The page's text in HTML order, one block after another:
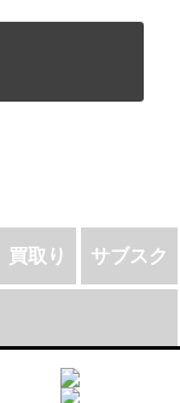
買取り サブスク